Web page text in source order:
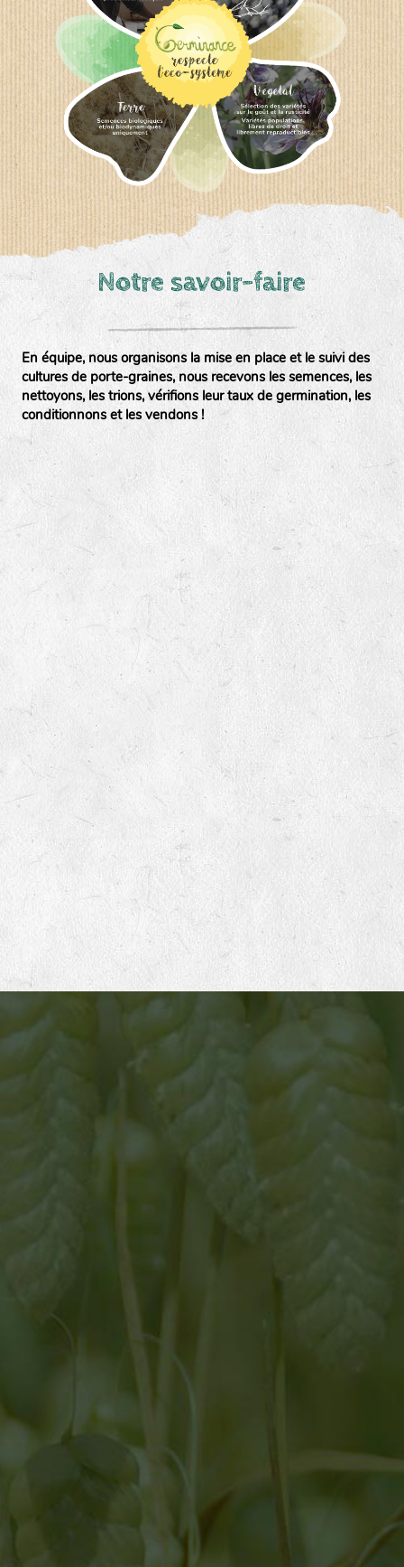
Notre savoir-faire
En équipe, nous organisons la mise en place et le suivi des
cultures de porte-graines, nous recevons les semences, les
nettoyons, les trions, vérifions leur taux de germination, les
conditionnons et les vendons !
ATELIER 1
Mise en place des productions de semences
Germinance travaille avec un réseau d’une cinquantaine
de productrices et producteurs français en agriculture
biologique, sur des petites fermes à taille humaine. Chaque
hiver nous établissons en concertation avec eux le
planning de nos productions pour les 2 années à venir.
Nous adaptons notre demande selon leurs souhaits et
leurs possibilités. Nous privilégions une relation d’égale à
égale, basée sur le respect, les échanges et l’entraide.
leur travail afin de pérenniser leur ferme et d’améliorer leur